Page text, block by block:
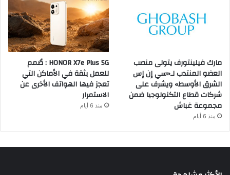
مارك فيلينتورف يتولى منصب
العضو المنتدب لـ«سي إن إس
الشرق الأوسط» ويشرف على
شركات قطاع التكنولوجيا ضمن
مجموعة غباش
منذ 6 أيام
HONOR X7e Plus 5G : صُمم
للعمل بثقة في الأماكن التي
تعجز فيها الهواتف الأخرى عن
الاستمرار
منذ 6 أيام